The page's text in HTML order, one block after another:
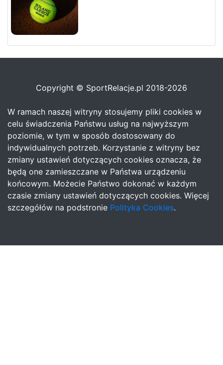
Copyright © SportRelacje.pl 2018-2026
W ramach naszej witryny stosujemy pliki cookies w
celu świadczenia Państwu usług na najwyższym
poziomie, w tym w sposób dostosowany do
indywidualnych potrzeb. Korzystanie z witryny bez
zmiany ustawień dotyczących cookies oznacza, że
będą one zamieszczane w Państwa urządzeniu
końcowym. Możecie Państwo dokonać w każdym
czasie zmiany ustawień dotyczących cookies. Więcej
szczegółów na podstronie Polityka Cookies.